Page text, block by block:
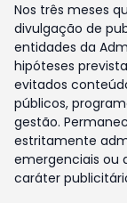
Nos três meses
divulgação de
entidades da
hipóteses
evitados
públicos,
gestão.
estritamente
emergenciais ou
caráter